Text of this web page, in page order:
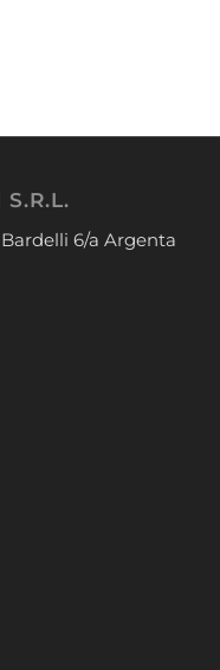
Bardelli 6/a Argenta